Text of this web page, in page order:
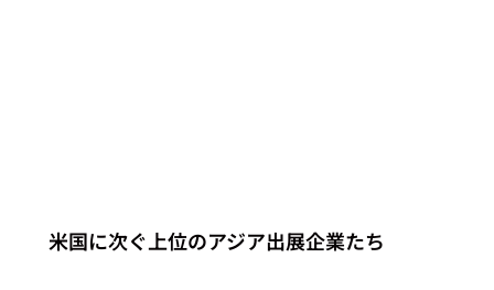
米国に次ぐ上位のアジア出展企業たち